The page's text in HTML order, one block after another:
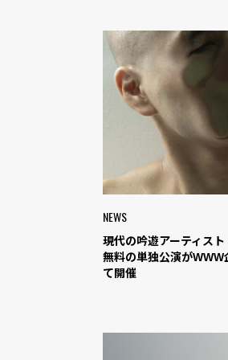
NEWS
現代の吟遊アーティス
無料の単独公演がWWW
て開催